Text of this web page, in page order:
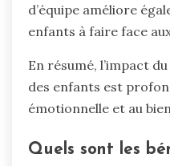
d’équipe améliore
enfants à faire face
En résumé, l’impact
des enfants est
émotionnelle et au
Quels sont les